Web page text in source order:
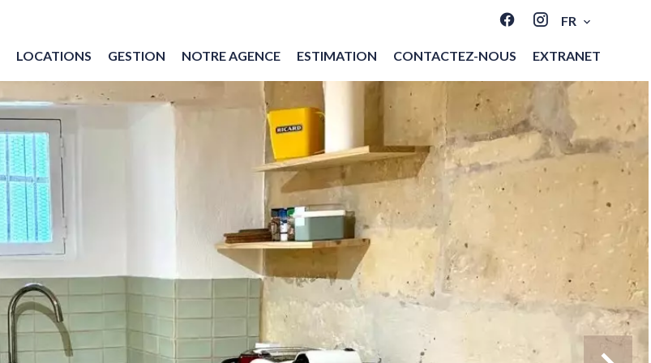
FR
LOCATIONS GESTION NOTRE AGENCE ESTIMATION CONTACTEZ-NOUS EXTRANET